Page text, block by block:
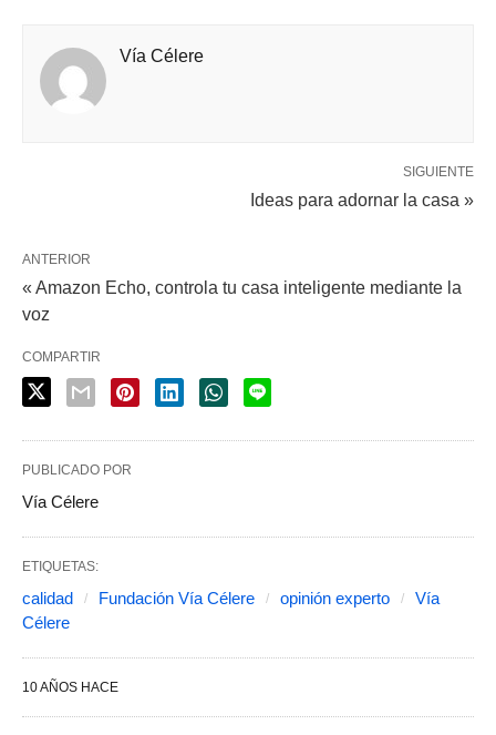
Vía Célere
SIGUIENTE
Ideas para adornar la casa »
ANTERIOR
« Amazon Echo, controla tu casa inteligente mediante la
voz
COMPARTIR
PUBLICADO POR
Vía Célere
ETIQUETAS:
calidad Fundación Vía Célere opinión experto
Vía
Célere
10 AÑOS HACE